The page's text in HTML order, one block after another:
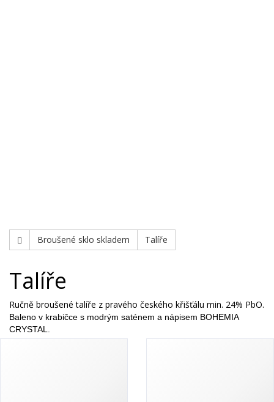
Broušené sklo skladem Talíře
Talíře
Ručně broušené talíře z pravého českého křišťálu min. 24% PbO.
Baleno v krabičce s modrým saténem a nápisem BOHEMIA
CRYSTAL.